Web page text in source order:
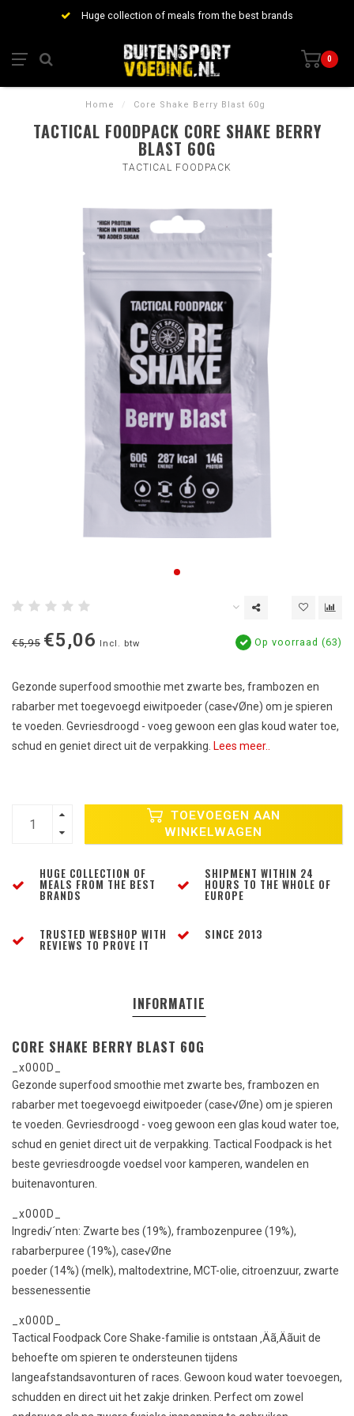
Huge collection of meals from the best brands
0
Home / Core Shake Berry Blast 60g
TACTICAL FOODPACK CORE SHAKE BERRY
BLAST 60G
TACTICAL FOODPACK
€5,95 €5,06 Incl. btw Op voorraad (63)
Gezonde superfood smoothie met zwarte bes, frambozen en
rabarber met toegevoegd eiwitpoeder (case√Øne) om je spieren
te voeden. Gevriesdroogd - voeg gewoon een glas koud water toe,
schud en geniet direct uit de verpakking. Lees meer..
TOEVOEGEN AAN
WINKELWAGEN
HUGE COLLECTION OF
MEALS FROM THE BEST
BRANDS
SHIPMENT WITHIN 24
HOURS TO THE WHOLE OF
EUROPE
TRUSTED WEBSHOP WITH
REVIEWS TO PROVE IT
SINCE 2013
INFORMATIE
CORE SHAKE BERRY BLAST 60G
_x000D_
Gezonde superfood smoothie met zwarte bes, frambozen en
rabarber met toegevoegd eiwitpoeder (case√Øne) om je spieren
te voeden. Gevriesdroogd - voeg gewoon een glas koud water toe,
schud en geniet direct uit de verpakking. Tactical Foodpack is het
beste gevriesdroogde voedsel voor kamperen, wandelen en
buitenavonturen.
_x000D_
Ingredi√´nten: Zwarte bes (19%), frambozenpuree (19%),
rabarberpuree (19%), case√Øne
poeder (14%) (melk), maltodextrine, MCT-olie, citroenzuur, zwarte
bessenessentie
_x000D_
Tactical Foodpack Core Shake-familie is ontstaan ‚Äã‚Äãuit de
behoefte om spieren te ondersteunen tijdens
langeafstandsavonturen of races. Gewoon koud water toevoegen,
schudden en direct uit het zakje drinken. Perfect om zowel